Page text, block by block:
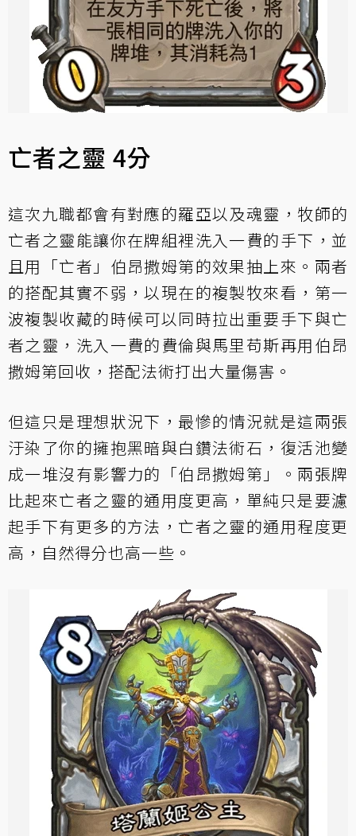
亡者之靈 4分
這次九職都會有對應的羅亞以及魂靈，牧師的
亡者之靈能讓你在牌組裡洗入一費的手下，並
且用「亡者」伯昂撒姆第的效果抽上來。兩者
的搭配其實不弱，以現在的複製牧來看，第一
波複製收藏的時候可以同時拉出重要手下與亡
者之靈，洗入一費的費倫與馬里苟斯再用伯昂
撒姆第回收，搭配法術打出大量傷害。
但這只是理想狀況下，最慘的情況就是這兩張
汙染了你的擁抱黑暗與白鑽法術石，復活池變
成一堆沒有影響力的「伯昂撒姆第」。兩張牌
比起來亡者之靈的通用度更高，單純只是要濾
起手下有更多的方法，亡者之靈的通用程度更
高，自然得分也高一些。